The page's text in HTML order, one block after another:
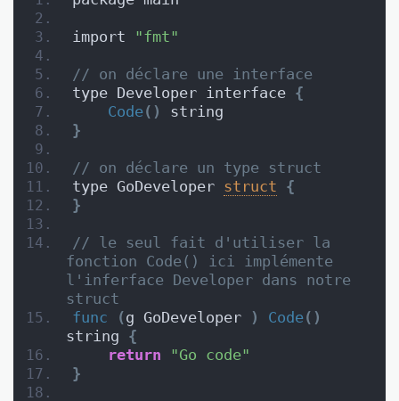
import "fmt"
// on déclare une interface
type Developer interface {
Code()
string
}
// on déclare un type struct
type GoDeveloper struct {
}
// le seul fait d'utiliser la
fonction Code() ici implémente
l'inferface Developer dans notre
struct
func
(g GoDeveloper ) Code()
string {
return
"Go code"
}